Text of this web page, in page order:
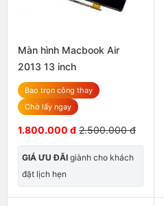
Màn hình Macbook Air
2013 13 inch
Bao trọn công thay
Chờ lấy ngay
1.800.000 đ 2.500.000 đ
GIÁ ƯU ĐÃI giành cho khách
đặt lịch hẹn